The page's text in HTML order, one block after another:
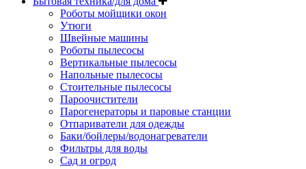
Роботы мойщики окон
Утюги
Швейные машины
Роботы пылесосы
Вертикальные пылесосы
Напольные пылесосы
Стоительные пылесосы
Пароочистители
Парогенераторы и паровые станции
Отпариватели для одежды
Баки/бойлеры/водонагреватели
Фильтры для воды
Сад и огрод